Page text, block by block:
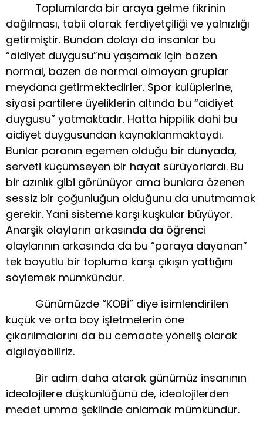
Toplumlarda bir araya gelme fikrinin
dağılması, tabii olarak ferdiyetçiliği ve yalnızlığı
getirmiştir. Bundan dolayı da insanlar bu
“aidiyet duygusu”nu yaşamak için bazen
normal, bazen de normal olmayan gruplar
meydana getirmektedirler. Spor kulüplerine,
siyasi partilere üyeliklerin altında bu “aidiyet
duygusu” yatmaktadır. Hatta hippilik dahi bu
aidiyet duygusundan kaynaklanmaktaydı.
Bunlar paranın egemen olduğu bir dünyada,
serveti küçümseyen bir hayat sürüyorlardı. Bu
bir azınlık gibi görünüyor ama bunlara özenen
sessiz bir çoğunluğun olduğunu da unutmamak
gerekir. Yani sisteme karşı kuşkular büyüyor.
Anarşik olayların arkasında da öğrenci
olaylarının arkasında da bu “paraya dayanan”
tek boyutlu bir topluma karşı çıkışın yattığını
söylemek mümkündür.
Günümüzde “KOBİ” diye isimlendirilen
küçük ve orta boy işletmelerin öne
çıkarılmalarını da bu cemaate yöneliş olarak
algılayabiliriz.
Bir adım daha atarak günümüz insanının
ideolojilere düşkünlüğünü de, ideolojilerden
medet umma şeklinde anlamak mümkündür.